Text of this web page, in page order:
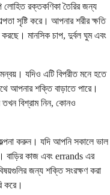
লোহিত রক্তকণিকা তৈরির জন্য
সৃষ্টি করে। আপনার শরীর ক্ষতি
মানসিক চাপ, দুর্বল ঘুম এবং
যদিও এটি বিপরীত মনে হতে
আপনার শক্তি বাড়াতে পারে।
বিশ্রাম নিন, কোনও
করুন। যদি আপনি সকালে ভাল
বাড়ির কাজ এবং errands এর
জন্য শক্তি সংরক্ষণ করা
করে।